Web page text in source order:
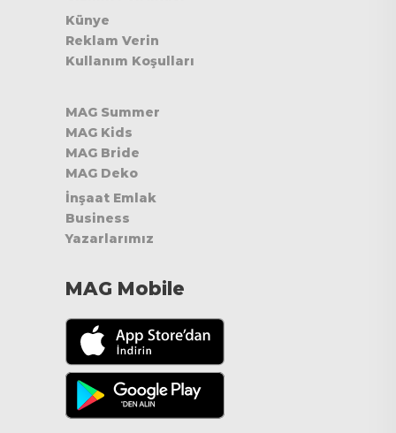
Künye
Reklam Verin
Kullanım Koşulları
MAG Summer
MAG Kids
MAG Bride
MAG Deko
İnşaat Emlak
Business
Yazarlarımız
MAG Mobile